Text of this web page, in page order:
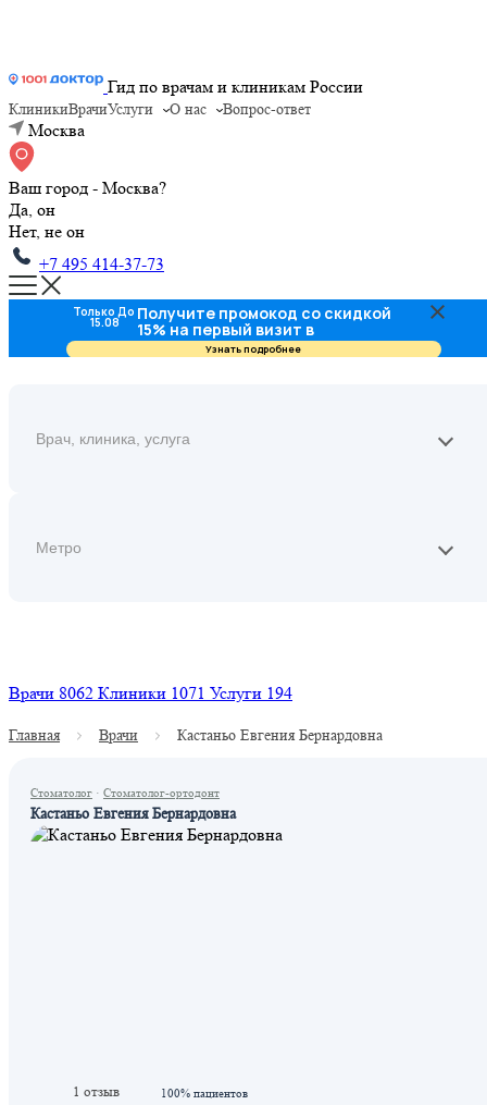
Гид по врачам и клиникам России
КлиникиВрачиУслуги О нас Вопрос-ответ
Москва
Ваш город - Москва?
Да, он
Нет, не он
+7 495 414-37-73
Врачи 8062 Клиники 1071 Услуги 194
Главная Врачи Кастаньо Евгения Бернардовна
Стоматолог · Стоматолог-ортодонт
Кастаньо Евгения Бернардовна
1 отзыв
100% пациентов
Только До
15.08 Получите промокод со скидкой
15% на первый визит в
стоматологию
Узнать подробнее